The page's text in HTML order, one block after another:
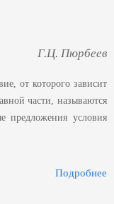
Г.Ц. Пюрбеев
от которого зависит
части, называются
предложения условия
Подробнее